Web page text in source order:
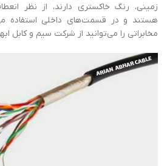
زمینی، رنگ خاکستری دارند، از نظر
هستند و در قسمت‌های داخلی استفاده
مخابراتی را می‌توانید از شرکت سیم و کابل